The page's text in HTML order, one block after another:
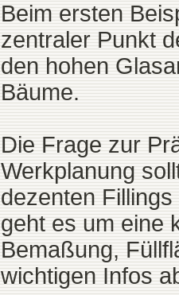
Beim ersten
zentraler Punkt
den hohen
Bäume.
Die Frage zur
Werkplanung
dezenten
geht es um eine
Bemaßung,
wichtigen Infos